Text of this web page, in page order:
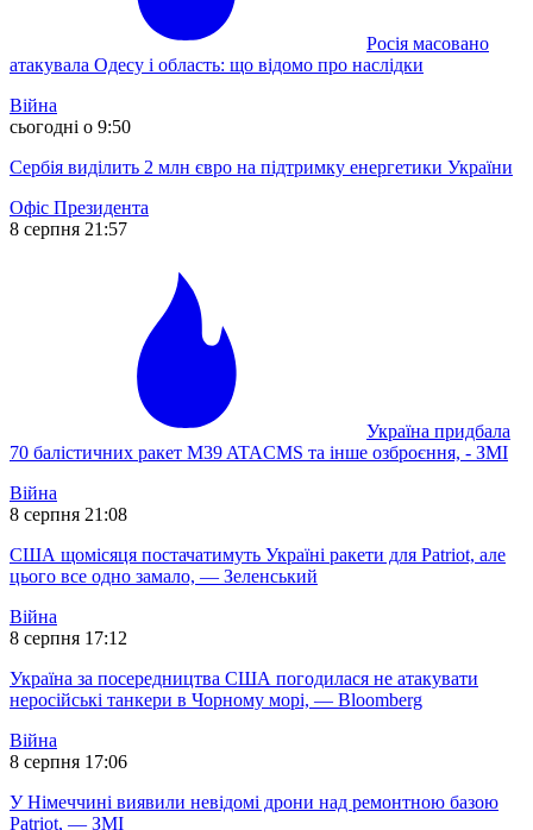
Росія масовано
атакувала Одесу і область: що відомо про наслідки
Війна
сьогодні о 9:50
Сербія виділить 2 млн євро на підтримку енергетики України
Офіс Президента
8 серпня 21:57
Україна придбала
70 балістичних ракет M39 ATACMS та інше озброєння, - ЗМІ
Війна
8 серпня 21:08
США щомісяця постачатимуть Україні ракети для Patriot, але
цього все одно замало, — Зеленський
Війна
8 серпня 17:12
Україна за посередництва США погодилася не атакувати
неросійські танкери в Чорному морі, — Bloomberg
Війна
8 серпня 17:06
У Німеччині виявили невідомі дрони над ремонтною базою
Patriot, — ЗМІ